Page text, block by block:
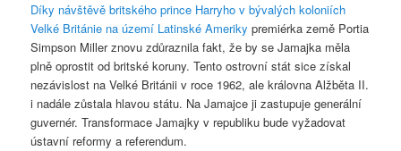
Díky návštěvě britského prince Harryho v bývalých koloniích
Velké Británie na území Latinské Ameriky premiérka země Portia
Simpson Miller znovu zdůraznila fakt, že by se Jamajka měla
plně oprostit od britské koruny. Tento ostrovní stát sice získal
nezávislost na Velké Británii v roce 1962, ale královna Alžběta II.
i nadále zůstala hlavou státu. Na Jamajce ji zastupuje generální
guvernér. Transformace Jamajky v republiku bude vyžadovat
ústavní reformy a referendum.